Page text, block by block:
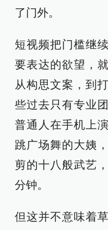
了门外。
短视频把门槛继
要表达的欲望，
从构思文案，到
些过去只有专业
普通人在手机上
跳广场舞的大姨
剪的十八般武艺
分钟。
但这并不意味着